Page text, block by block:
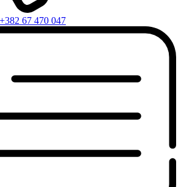
67 470 047